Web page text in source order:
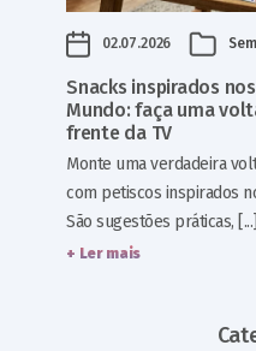
02.07.2026
Snacks inspirados
Mundo: faça uma
frente da TV
Monte uma verdadeira
com petiscos inspirados
São sugestões práticas, [...]
+ Ler mais